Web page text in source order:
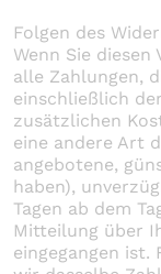
Folgen des
Wenn Sie
alle Zahlungen,
einschließlich
zusätzlichen
eine andere Art
angebotene,
haben),
Tagen ab dem
Mitteilung über
eingegangen ist.